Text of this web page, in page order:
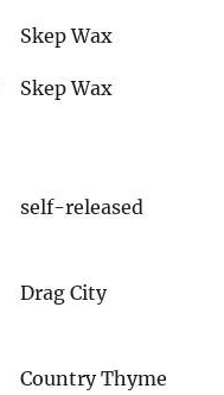
Skep Wax
Skep Wax
self-released
Drag City
Country Thyme